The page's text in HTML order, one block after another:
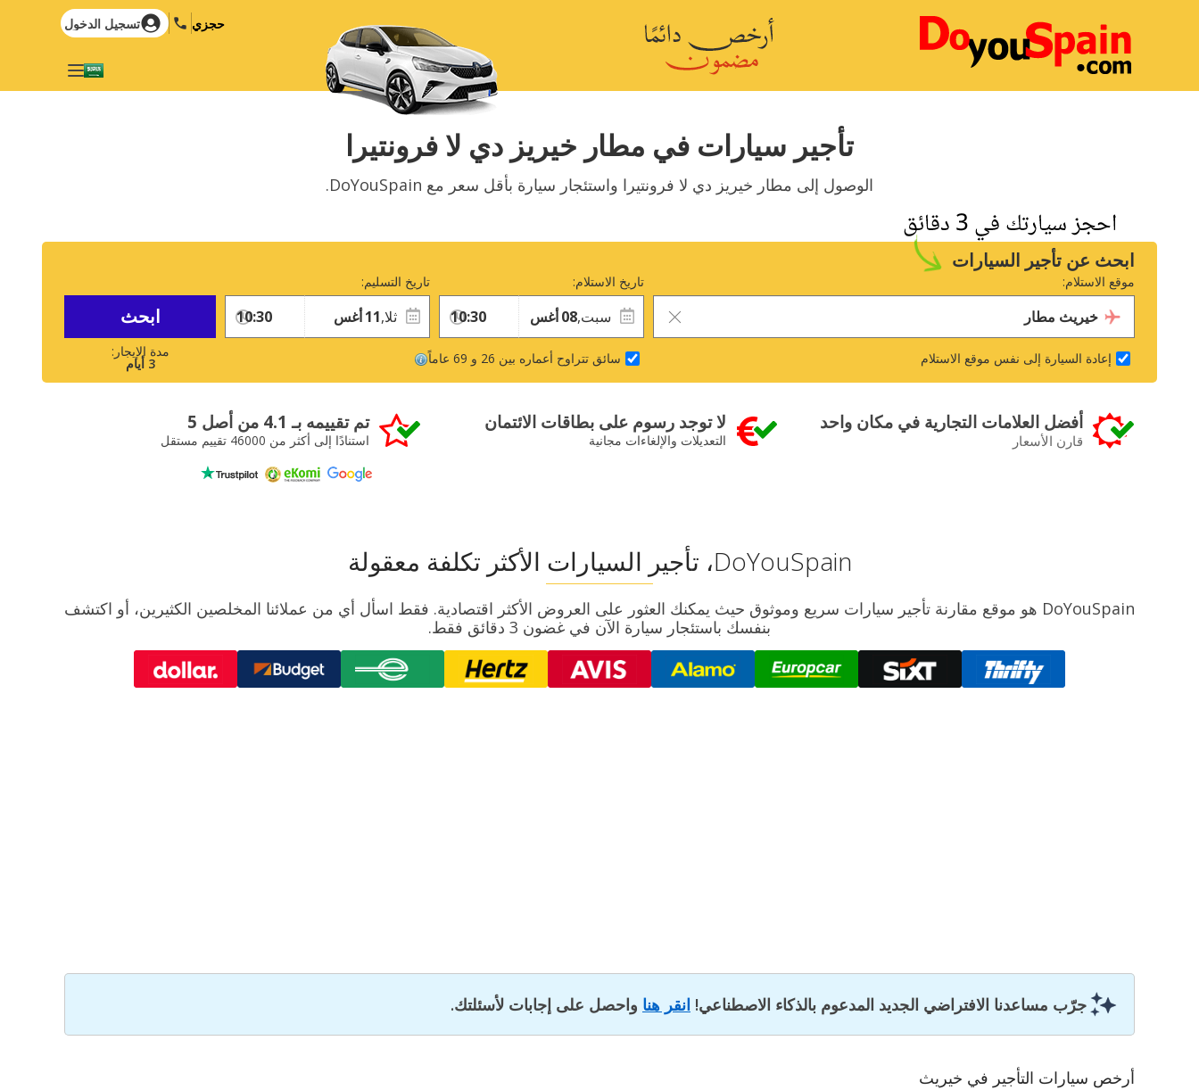
حجزي تسجيل الدخول
Русский
Hrvatski
تأجير سيارات في مطار خيريز دي لا فرونتيرا
الوصول إلى مطار خيريز دي لا فرونتيرا واستئجار سيارة بأقل سعر مع DoYouSpain.
ابحث عن تأجير السيارات
موقع الاستلام:
إعادة السيارة إلى نفس موقع الاستلام
تاريخ الاستلام:
سبت,08أغس
3 أيام
تاريخ التسليم:
ثلا,11أغس
سائق تتراوح أعماره بين 26 و 69 عاماً
ابحث
أفضل العلامات التجارية في مكان واحد
قارن الأسعار
لا توجد رسوم على بطاقات الائتمان
التعديلات والإلغاءات مجانية
تم تقييمه بـ 4.1 من أصل 5
استنادًا إلى أكثر من 46000 تقييم مستقل
DoYouSpain، تأجير السيارات الأكثر تكلفة معقولة
DoYouSpain هو موقع مقارنة تأجير سيارات سريع وموثوق حيث يمكنك العثور على العروض الأكثر اقتصادية. فقط اسأل أي من عملائنا المخلصين الكثيرين، أو اكتشف
بنفسك باستئجار سيارة الآن في غضون 3 دقائق فقط.
جرّب مساعدنا الافتراضي الجديد المدعوم بالذكاء الاصطناعي! انقر هنا واحصل على إجابات لأسئلتك.
أرخص سيارات التأجير في خيريث